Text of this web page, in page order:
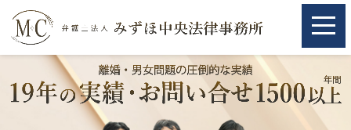
取扱分野
取扱分野